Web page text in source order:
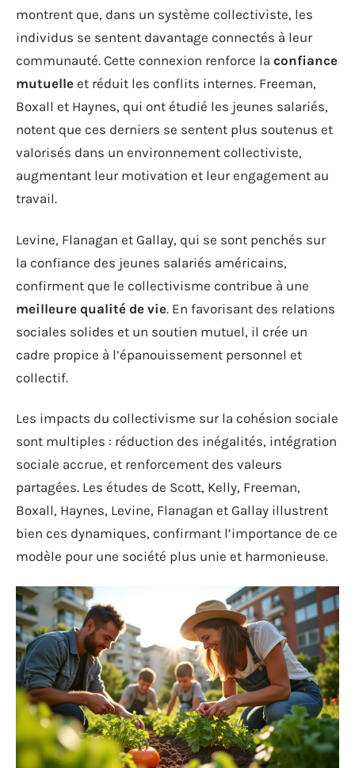
montrent que, dans un système collectiviste, les
individus se sentent davantage connectés à leur
communauté. Cette connexion renforce la confiance
mutuelle et réduit les conflits internes. Freeman,
Boxall et Haynes, qui ont étudié les jeunes salariés,
notent que ces derniers se sentent plus soutenus et
valorisés dans un environnement collectiviste,
augmentant leur motivation et leur engagement au
travail.
Levine, Flanagan et Gallay, qui se sont penchés sur
la confiance des jeunes salariés américains,
confirment que le collectivisme contribue à une
meilleure qualité de vie. En favorisant des relations
sociales solides et un soutien mutuel, il crée un
cadre propice à l’épanouissement personnel et
collectif.
Les impacts du collectivisme sur la cohésion sociale
sont multiples : réduction des inégalités, intégration
sociale accrue, et renforcement des valeurs
partagées. Les études de Scott, Kelly, Freeman,
Boxall, Haynes, Levine, Flanagan et Gallay illustrent
bien ces dynamiques, confirmant l’importance de ce
modèle pour une société plus unie et harmonieuse.